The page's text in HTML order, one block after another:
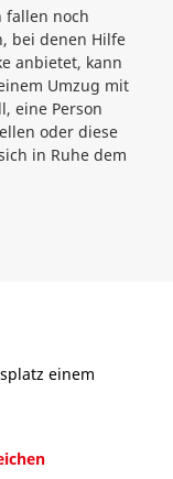
fallen noch
bei denen Hilfe
anbietet, kann
Umzug mit
eine Person
oder diese
in Ruhe dem